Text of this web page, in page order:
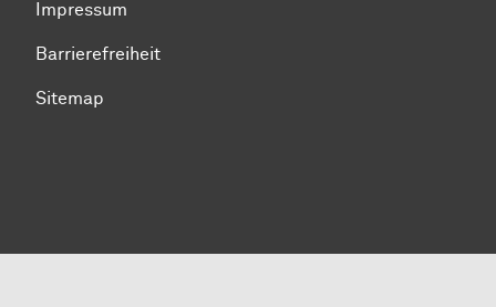
Impressum
Barrierefreiheit
Sitemap